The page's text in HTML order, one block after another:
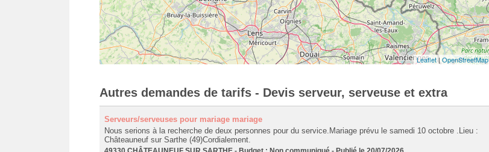
Leaflet| OpenStreetMap
Autres demandes de tarifs - Devis serveur, serveuse et extra
Serveurs/serveuses pour mariage mariage
Nous serions à la recherche de deux personnes pour du service.Mariage prévu le samedi 10 octobre .Lieu :
Châteauneuf sur Sarthe (49)Cordialement.